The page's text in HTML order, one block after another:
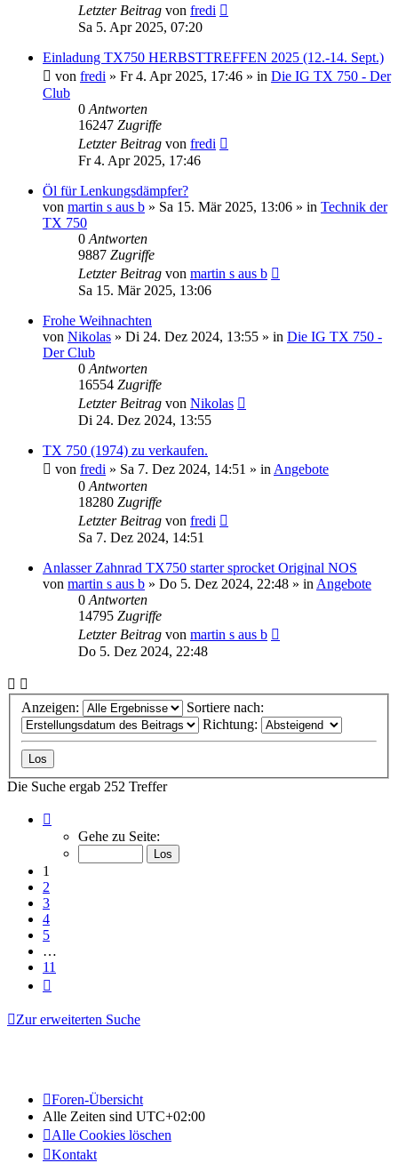
Letzter Beitrag von fredi
Sa 5. Apr 2025, 07:20
Einladung TX750 HERBSTTREFFEN 2025 (12.-14. Sept.)
von fredi » Fr 4. Apr 2025, 17:46 » in Die IG TX 750 - Der
Club
0 Antworten
16247 Zugriffe
Letzter Beitrag von fredi
Fr 4. Apr 2025, 17:46
Öl für Lenkungsdämpfer?
von martin s aus b » Sa 15. Mär 2025, 13:06 » in Technik der
TX 750
0 Antworten
9887 Zugriffe
Letzter Beitrag von martin s aus b
Sa 15. Mär 2025, 13:06
Frohe Weihnachten
von Nikolas » Di 24. Dez 2024, 13:55 » in Die IG TX 750 -
Der Club
0 Antworten
16554 Zugriffe
Letzter Beitrag von Nikolas
Di 24. Dez 2024, 13:55
TX 750 (1974) zu verkaufen.
von fredi » Sa 7. Dez 2024, 14:51 » in Angebote
0 Antworten
18280 Zugriffe
Letzter Beitrag von fredi
Sa 7. Dez 2024, 14:51
Anlasser Zahnrad TX750 starter sprocket Original NOS
von martin s aus b » Do 5. Dez 2024, 22:48 » in Angebote
0 Antworten
14795 Zugriffe
Letzter Beitrag von martin s aus b
Do 5. Dez 2024, 22:48
Anzeigen:
Sortiere nach:
Richtung:
Die Suche ergab 252 Treffer
von
Gehe zu Seite:
1
2
3
4
5
…
11
Zur erweiterten Suche
Foren-Übersicht
Alle Zeiten sind UTC+02:00
Alle Cookies löschen
Kontakt